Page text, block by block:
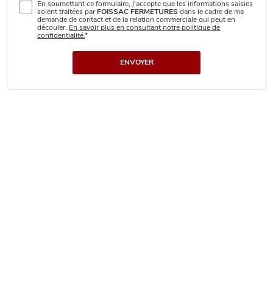
En soumettant ce formulaire, j'accepte que les informations saisies
soient traitées par FOISSAC FERMETURES dans le cadre de ma
demande de contact et de la relation commerciale qui peut en
découler. En savoir plus en consultant notre politique de
confidentialité.*